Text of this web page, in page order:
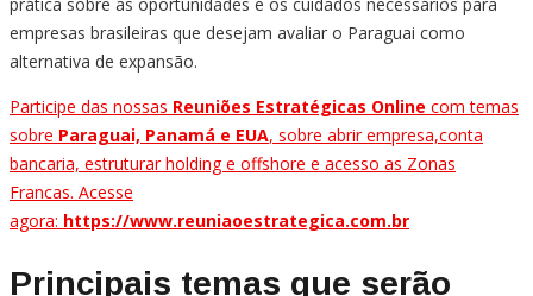
empresas brasileiras que desejam avaliar o Paraguai como
alternativa de expansão.
Participe das nossas Reuniões Estratégicas Online com temas
sobre Paraguai, Panamá e EUA, sobre abrir empresa,conta
bancaria, estruturar holding e offshore e acesso as Zonas
Francas. Acesse
agora: https://www.reuniaoestrategica.com.br
Principais temas que serão